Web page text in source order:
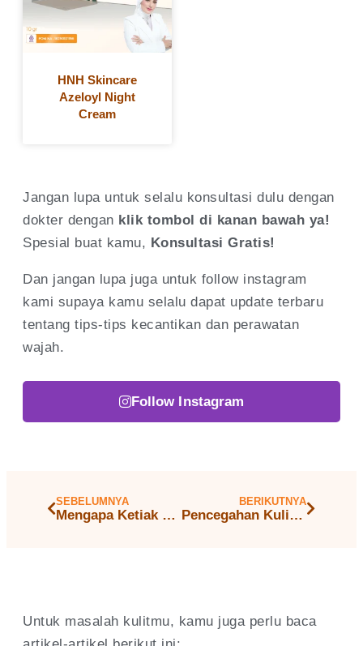
HNH Skincare
Azeloyl Night
Cream
Jangan lupa untuk selalu konsultasi dulu dengan
dokter dengan klik tombol di kanan bawah ya!
Spesial buat kamu, Konsultasi Gratis!
Dan jangan lupa juga untuk follow instagram
kami supaya kamu selalu dapat update terbaru
tentang tips-tips kecantikan dan perawatan
wajah.
Follow Instagram
SEBELUMNYA
Mengapa Ketiak Menjadi Gelap dan Bagaimana Cara Mengatasinya?
BERIKUTNYA
Pencegahan Kulit Lipatan Menjadi Gelap: Tips dan Trik Agar Kulit Tetap Cerah
Untuk masalah kulitmu, kamu juga perlu baca